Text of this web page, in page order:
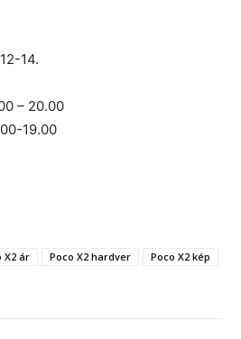
14.
– 20.00
19.00
X2 ár Poco X2 hardver
Poco X2 kép